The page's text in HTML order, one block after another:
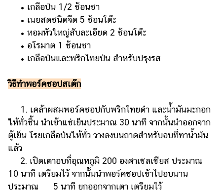
• เกลือป่น 1/2 ช้อนชา
• เนยสดชนิดจืด 5 ช้อนโต๊ะ
• หอมหัวใหญ่สับละเอียด 2 ช้อนโต๊ะ
• อโรมาต 1 ช้อนชา
• เกลือป่นและพริกไทยป่น สำหรับปรุงรส
วิธีทำพอร์คชอปสเต๊ก
1. เคล้าผสมพอร์คชอปกับพริกไทยดำ และน้ำมันมะกอก
ให้ทั่วชิ้น นำเข้าแช่เย็นประมาณ 30 นาที จากนั้นนำออกจาก
ตู้เย็น โรยเกลือป่นให้ทั่ว วางลงบนถาดสำหรับอบที่ทาน้ำมัน
แล้ว
2. เปิดเตาอบที่อุณหภูมิ 200 องศาเซลเซียส ประมาณ
10 นาที เตรียมไว้ จากนั้นนำพอร์คชอปเข้าไปอบนาน
ประมาณ 5 นาที ยกออกจากเตา เตรียมไว้